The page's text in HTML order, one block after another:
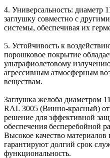
4. Универсальность: диаметр
заглушку совместно с
системы, обеспечивая их
5. Устойчивость к
порошковое покрытие
ультрафиолетовому
агрессивным атмосферным
веществам.
Заглушка желоба диаметром
RAL 3005 (Винно-красный)
решение для эффективной
обеспечения бесперебойной
Высокое качество
гарантируют долгий срок
функциональность.